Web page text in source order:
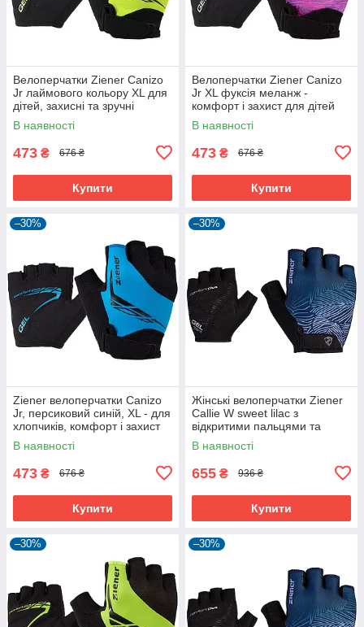
Велоперчатки Ziener Canizo
Jr лаймового кольору XL для
дітей, захисні та зручні
В наявності
473 ₴ 676 ₴
Купити
Велоперчатки Ziener Canizo
Jr XL фуксія меланж -
комфорт і захист для дітей
В наявності
473 ₴ 676 ₴
Купити
–30%
Ziener велоперчатки Canizo
Jr, персиковий синій, XL - для
хлопчиків, комфорт і захист
В наявності
473 ₴ 676 ₴
Купити
–30%
Жінські велоперчатки Ziener
Callie W sweet lilac з
відкритими пальцями та
дихаючою шкірою Amara
В наявності
655 ₴ 936 ₴
Купити
–30% –30%